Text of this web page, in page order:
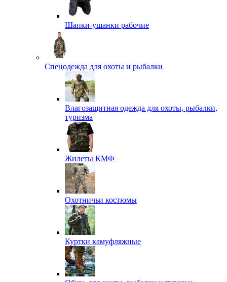
Шапки-ушанки рабочие
Спецодежда для охоты и рыбалки
Влагозащитная одежда для охоты, рыбалки,
туризма
Жилеты КМФ
Охотничьи костюмы
Куртки камуфляжные